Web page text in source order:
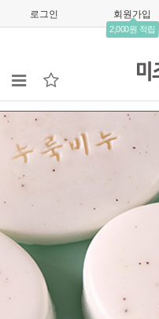
로그인 회원가입
2,000원 적립